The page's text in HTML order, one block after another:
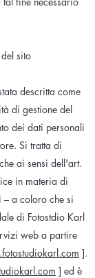
sito
descritta come
di gestione del
dei dati personali
Si tratta di
ai sensi dell'art.
in materia di
– a coloro che si
di Fotostdio Karl
web a partire
].
] ed è